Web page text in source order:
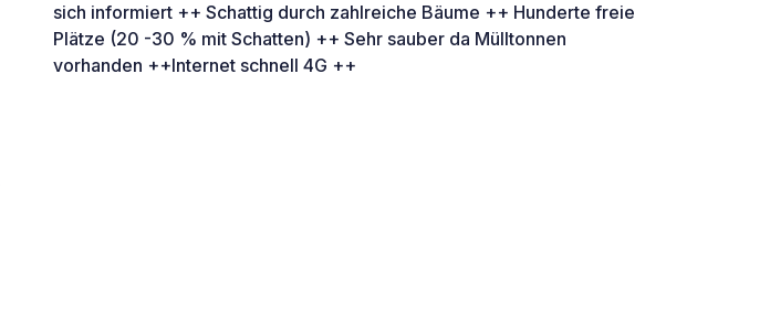
sich informiert ++ Schattig durch zahlreiche Bäume ++ Hunderte freie
Plätze (20 -30 % mit Schatten) ++ Sehr sauber da Mülltonnen
vorhanden ++Internet schnell 4G ++